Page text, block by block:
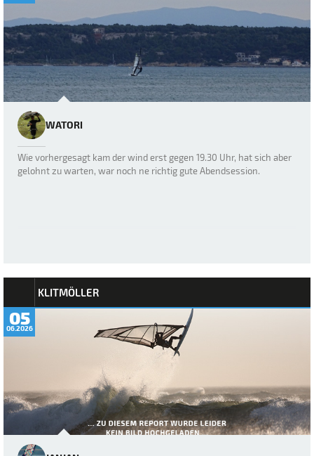
WATORI
Wie vorhergesagt kam der wind erst gegen 19.30 Uhr, hat sich aber
gelohnt zu warten, war noch ne richtig gute Abendsession.
KLITMÖLLER
05
06.2026